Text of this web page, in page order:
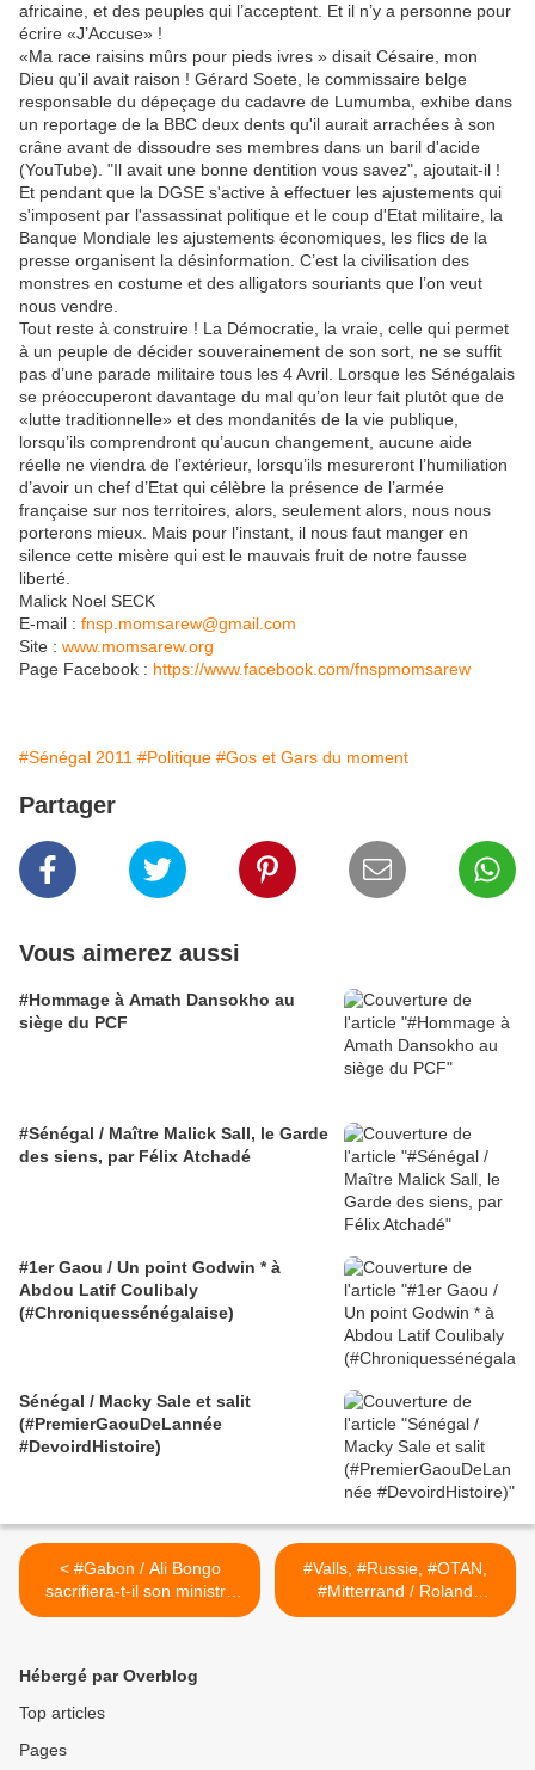
africaine, et des peuples qui l’acceptent. Et il n’y a personne pour
écrire «J’Accuse» !
«Ma race raisins mûrs pour pieds ivres » disait Césaire, mon
Dieu qu'il avait raison ! Gérard Soete, le commissaire belge
responsable du dépeçage du cadavre de Lumumba, exhibe dans
un reportage de la BBC deux dents qu'il aurait arrachées à son
crâne avant de dissoudre ses membres dans un baril d'acide
(YouTube). "Il avait une bonne dentition vous savez", ajoutait-il !
Et pendant que la DGSE s'active à effectuer les ajustements qui
s'imposent par l'assassinat politique et le coup d'Etat militaire, la
Banque Mondiale les ajustements économiques, les flics de la
presse organisent la désinformation. C’est la civilisation des
monstres en costume et des alligators souriants que l’on veut
nous vendre.
Tout reste à construire ! La Démocratie, la vraie, celle qui permet
à un peuple de décider souverainement de son sort, ne se suffit
pas d’une parade militaire tous les 4 Avril. Lorsque les Sénégalais
se préoccuperont davantage du mal qu’on leur fait plutôt que de
«lutte traditionnelle» et des mondanités de la vie publique,
lorsqu’ils comprendront qu’aucun changement, aucune aide
réelle ne viendra de l’extérieur, lorsqu’ils mesureront l’humiliation
d’avoir un chef d’Etat qui célèbre la présence de l’armée
française sur nos territoires, alors, seulement alors, nous nous
porterons mieux. Mais pour l’instant, il nous faut manger en
silence cette misère qui est le mauvais fruit de notre fausse
liberté.
Malick Noel SECK
E-mail : fnsp.momsarew@gmail.com
Site : www.momsarew.org
Page Facebook : https://www.facebook.com/fnspmomsarew
#Sénégal 2011 #Politique #Gos et Gars du moment
Partager
Vous aimerez aussi
#Hommage à Amath Dansokho au
siège du PCF
#Sénégal / Maître Malick Sall, le Garde
des siens, par Félix Atchadé
#1er Gaou / Un point Godwin * à
Abdou Latif Coulibaly
(#Chroniquessénégalaise)
Sénégal / Macky Sale et salit
(#PremierGaouDeLannée
#DevoirdHistoire)
< #Gabon / Ali Bongo
sacrifiera-t-il son ministre
de la Dépense Pascaline ?
#Valls, #Russie, #OTAN,
#Mitterrand / Roland
Dumas passé à la question
Hébergé par Overblog
Top articles
Pages